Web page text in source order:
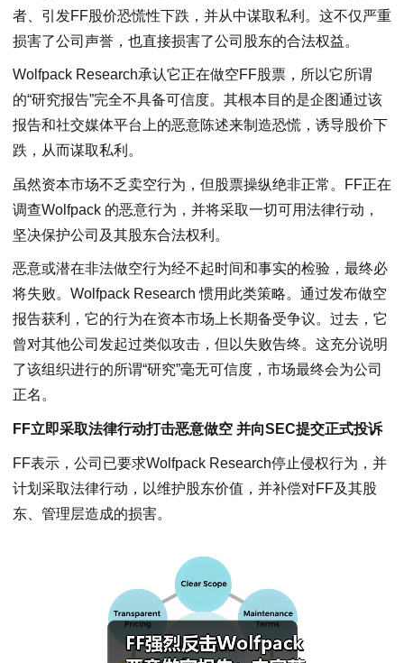
者、引发FF股价恐慌性下跌，并从中谋取私利。这不仅严重
损害了公司声誉，也直接损害了公司股东的合法权益。
Wolfpack Research承认它正在做空FF股票，所以它所谓
的“研究报告”完全不具备可信度。其根本目的是企图通过该
报告和社交媒体平台上的恶意陈述来制造恐慌，诱导股价下
跌，从而谋取私利。
虽然资本市场不乏卖空行为，但股票操纵绝非正常。FF正在
调查Wolfpack 的恶意行为，并将采取一切可用法律行动，
坚决保护公司及其股东合法权利。
恶意或潜在非法做空行为经不起时间和事实的检验，最终必
将失败。Wolfpack Research 惯用此类策略。通过发布做空
报告获利，它的行为在资本市场上长期备受争议。过去，它
曾对其他公司发起过类似攻击，但以失败告终。这充分说明
了该组织进行的所谓“研究”毫无可信度，市场最终会为公司
正名。
FF立即采取法律行动打击恶意做空 并向SEC提交正式投诉
FF表示，公司已要求Wolfpack Research停止侵权行为，并
计划采取法律行动，以维护股东价值，并补偿对FF及其股
东、管理层造成的损害。